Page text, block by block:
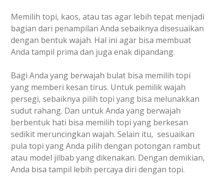
Memilih topi, kaos, atau tas agar lebih tepat menjadi
bagian dari penampilan Anda sebaiknya disesuaikan
dengan bentuk wajah. Hal ini agar bisa membuat
Anda tampil prima dan juga enak dipandang.
Bagi Anda yang berwajah bulat bisa memilih topi
yang memberi kesan tirus. Untuk pemilik wajah
persegi, sebaiknya pilih topi yang bisa melunakkan
sudut rahang. Dan untuk Anda yang berwajah
berbentuk hati bisa memilih topi yang berkesan
sedikit meruncingkan wajah. Selain itu, sesuaikan
pula topi yang Anda pilih dengan potongan rambut
atau model jilbab yang dikenakan. Dengan demikian,
Anda bisa tampil lebih percaya diri dengan topi.